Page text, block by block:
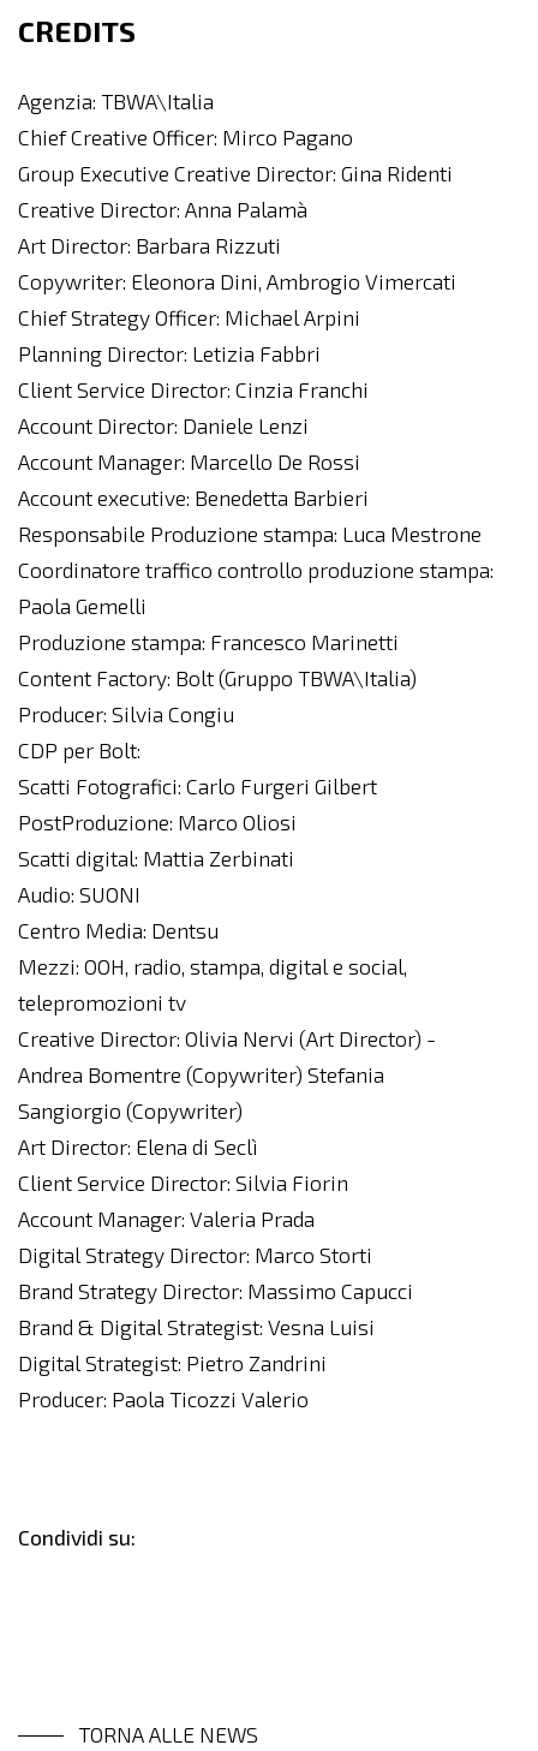
CREDITS
Agenzia: TBWA\Italia
Chief Creative Officer: Mirco Pagano
Group Executive Creative Director: Gina Ridenti
Creative Director: Anna Palamà
Art Director: Barbara Rizzuti
Copywriter: Eleonora Dini, Ambrogio Vimercati
Chief Strategy Officer: Michael Arpini
Planning Director: Letizia Fabbri
Client Service Director: Cinzia Franchi
Account Director: Daniele Lenzi
Account Manager: Marcello De Rossi
Account executive: Benedetta Barbieri
Responsabile Produzione stampa: Luca Mestrone
Coordinatore traffico controllo produzione stampa:
Paola Gemelli
Produzione stampa: Francesco Marinetti
Content Factory: Bolt (Gruppo TBWA\Italia)
Producer: Silvia Congiu
CDP per Bolt:
Scatti Fotografici: Carlo Furgeri Gilbert
PostProduzione: Marco Oliosi
Scatti digital: Mattia Zerbinati
Audio: SUONI
Centro Media: Dentsu
Mezzi: OOH, radio, stampa, digital e social,
telepromozioni tv
Creative Director: Olivia Nervi (Art Director) -
Andrea Bomentre (Copywriter) Stefania
Sangiorgio (Copywriter)
Art Director: Elena di Seclì
Client Service Director: Silvia Fiorin
Account Manager: Valeria Prada
Digital Strategy Director: Marco Storti
Brand Strategy Director: Massimo Capucci
Brand & Digital Strategist: Vesna Luisi
Digital Strategist: Pietro Zandrini
Producer: Paola Ticozzi Valerio
Condividi su:
TORNA ALLE NEWS